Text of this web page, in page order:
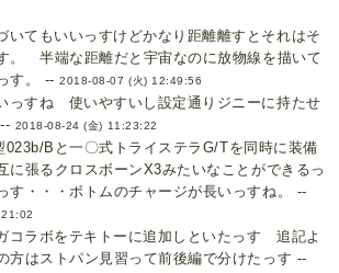
いてもいいっすけどかなり距離離すとそれはそ
。 半端な距離だと宇宙なのに放物線を描いて
す。 --2018-08-07 (火) 12:49:56
っすね 使いやすいし設定通りジニーに持たせ
2018-08-24 (金) 11:23:22
023b/Bと一〇式トライステラG/Tを同時に装備
に張るクロスボーンX3みたいなことができるっ
す・・・ボトムのチャージが長いっすね。 --
コラボをテキトーに追加しといたっす 追記よ
はストパン見習って前後編で分けたっす --